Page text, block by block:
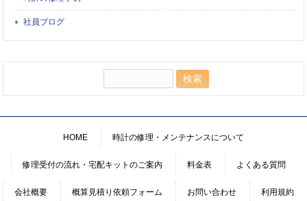
社員ブログ
HOME 時計の修理・メンテナンスについて
修理受付の流れ・宅配キットのご案内 料金表 よくある質問
会社概要 概算見積り依頼フォーム お問い合わせ 利用規約